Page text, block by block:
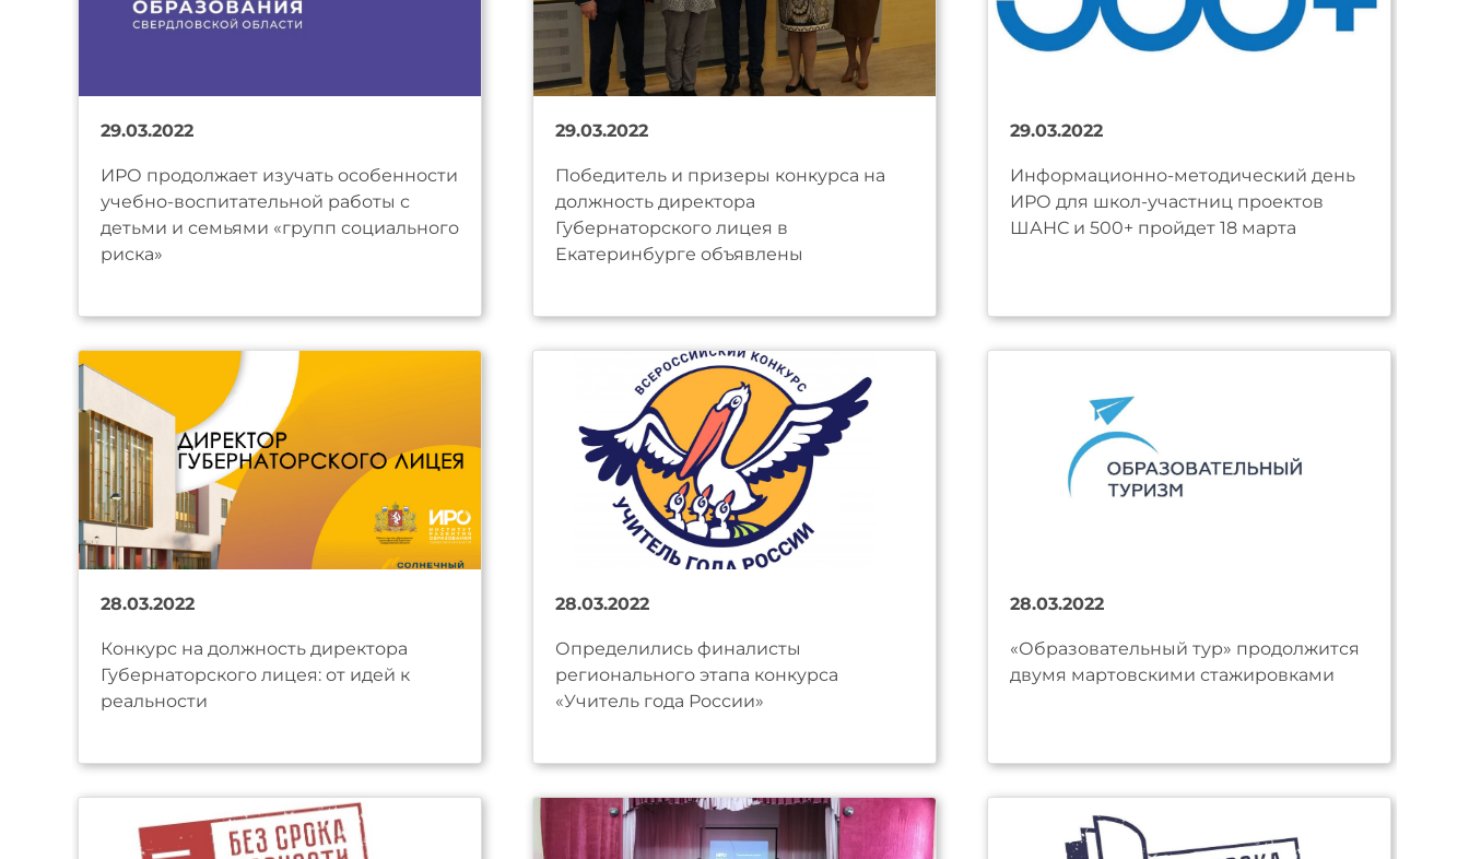
29.03.2022
ИРО продолжает изучать особенности
учебно-воспитательной работы с
детьми и семьями «групп социального
риска»
29.03.2022
Победитель и призеры конкурса на
должность директора
Губернаторского лицея в
Екатеринбурге объявлены
29.03.2022
Информационно-методический день
ИРО для школ-участниц проектов
ШАНС и 500+ пройдет 18 марта
28.03.2022
Конкурс на должность директора
Губернаторского лицея: от идей к
реальности
28.03.2022
Определились финалисты
регионального этапа конкурса
«Учитель года России»
28.03.2022
«Образовательный тур» продолжится
двумя мартовскими стажировками